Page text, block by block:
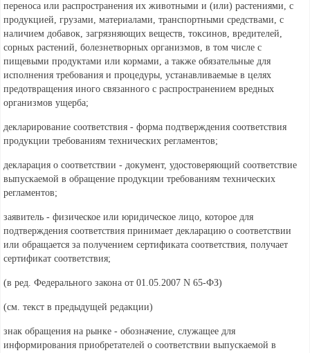
переноса или распространения их животными и (или) растениями, с
продукцией, грузами, материалами, транспортными средствами, с
наличием добавок, загрязняющих веществ, токсинов, вредителей,
сорных растений, болезнетворных организмов, в том числе с
пищевыми продуктами или кормами, а также обязательные для
исполнения требования и процедуры, устанавливаемые в целях
предотвращения иного связанного с распространением вредных
организмов ущерба;
декларирование соответствия - форма подтверждения соответствия
продукции требованиям технических регламентов;
декларация о соответствии - документ, удостоверяющий соответствие
выпускаемой в обращение продукции требованиям технических
регламентов;
заявитель - физическое или юридическое лицо, которое для
подтверждения соответствия принимает декларацию о соответствии
или обращается за получением сертификата соответствия, получает
сертификат соответствия;
(в ред. Федеральногозакона от 01.05.2007 N 65-ФЗ)
(см. текст в предыдущейредакции)
знак обращения на рынке - обозначение, служащее для
информирования приобретателей о соответствии выпускаемой в